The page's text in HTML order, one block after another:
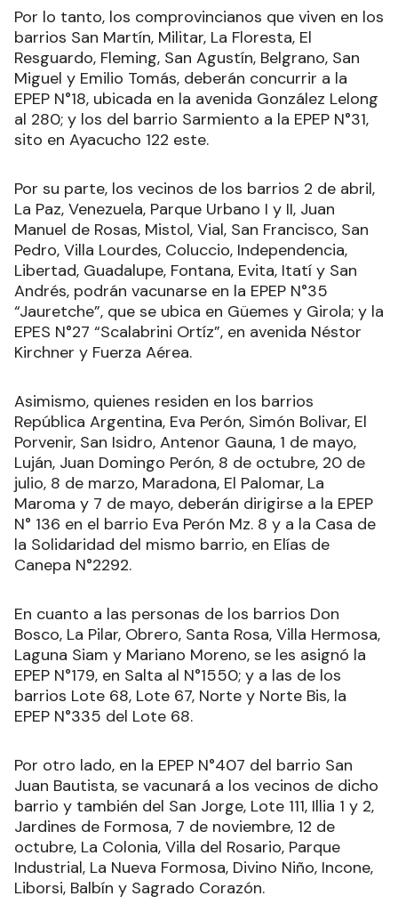
Por lo tanto, los comprovincianos que viven en los
barrios San Martín, Militar, La Floresta, El
Resguardo, Fleming, San Agustín, Belgrano, San
Miguel y Emilio Tomás, deberán concurrir a la
EPEP N°18, ubicada en la avenida González Lelong
al 280; y los del barrio Sarmiento a la EPEP N°31,
sito en Ayacucho 122 este.
Por su parte, los vecinos de los barrios 2 de abril,
La Paz, Venezuela, Parque Urbano I y II, Juan
Manuel de Rosas, Mistol, Vial, San Francisco, San
Pedro, Villa Lourdes, Coluccio, Independencia,
Libertad, Guadalupe, Fontana, Evita, Itatí y San
Andrés, podrán vacunarse en la EPEP N°35
“Jauretche”, que se ubica en Güemes y Girola; y la
EPES N°27 “Scalabrini Ortíz”, en avenida Néstor
Kirchner y Fuerza Aérea.
Asimismo, quienes residen en los barrios
República Argentina, Eva Perón, Simón Bolivar, El
Porvenir, San Isidro, Antenor Gauna, 1 de mayo,
Luján, Juan Domingo Perón, 8 de octubre, 20 de
julio, 8 de marzo, Maradona, El Palomar, La
Maroma y 7 de mayo, deberán dirigirse a la EPEP
N° 136 en el barrio Eva Perón Mz. 8 y a la Casa de
la Solidaridad del mismo barrio, en Elías de
Canepa N°2292.
En cuanto a las personas de los barrios Don
Bosco, La Pilar, Obrero, Santa Rosa, Villa Hermosa,
Laguna Siam y Mariano Moreno, se les asignó la
EPEP N°179, en Salta al N°1550; y a las de los
barrios Lote 68, Lote 67, Norte y Norte Bis, la
EPEP N°335 del Lote 68.
Por otro lado, en la EPEP N°407 del barrio San
Juan Bautista, se vacunará a los vecinos de dicho
barrio y también del San Jorge, Lote 111, Illia 1 y 2,
Jardines de Formosa, 7 de noviembre, 12 de
octubre, La Colonia, Villa del Rosario, Parque
Industrial, La Nueva Formosa, Divino Niño, Incone,
Liborsi, Balbín y Sagrado Corazón.